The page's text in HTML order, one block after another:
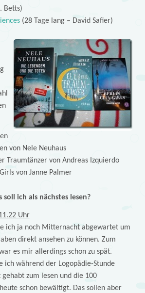
Betts)
(28 Tage lang – David Safier)
von Nele Neuhaus
Traumtänzer von Andreas Izquierdo
von Janne Palmer
soll ich als nächstes lesen?
Uhr
ich ja noch Mitternacht abgewartet um
direkt ansehen zu können. Zum
es mir allerdings schon zu spät.
ich während der Logopädie-Stunde
gehabt zum lesen und die 100
schon bewältigt. Das sollen aber